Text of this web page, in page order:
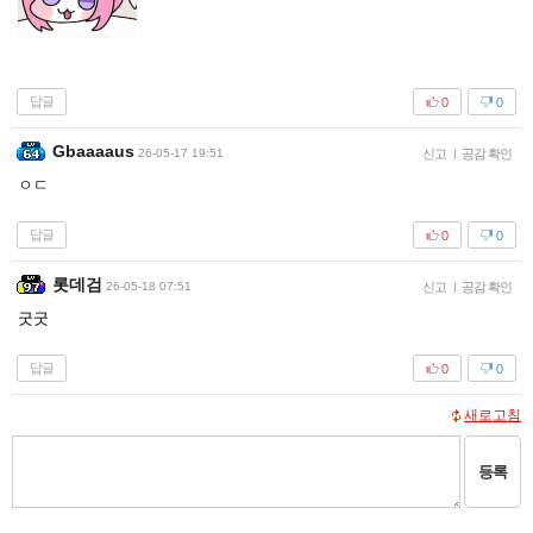
답글 0
0
Gbaaaaus 26-05-17 19:51 신고 | 공감 확인
ㅇㄷ
답글 0
0
롯데검 26-05-18 07:51 신고 | 공감 확인
굿굿
답글 0
0
새로고침
등록